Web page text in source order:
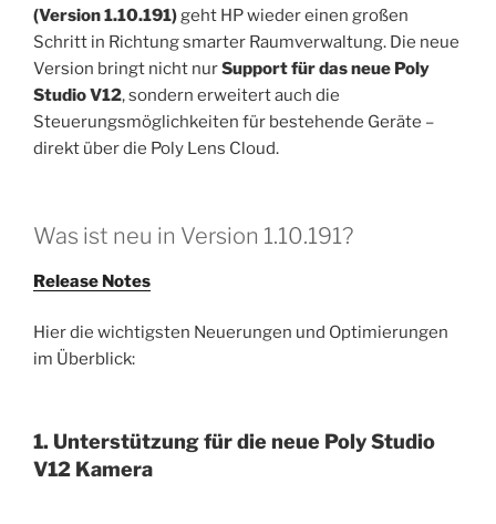
(Version 1.10.191)geht HP wieder einen großen
Schritt in Richtung smarter Raumverwaltung. Die neue
Version bringt nicht nurSupport für das neue Poly
Studio V12, sondern erweitert auch die
Steuerungsmöglichkeiten für bestehende Geräte –
direkt über die Poly Lens Cloud.
Was ist neu in Version 1.10.191?
Release Notes
Hier die wichtigsten Neuerungen und Optimierungen
im Überblick:
1. Unterstützung für die neue Poly Studio
V12 Kamera